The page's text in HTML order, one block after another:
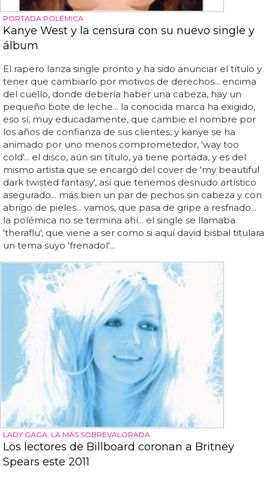
PORTADA POLÉMICA
Kanye West y la censura con su nuevo single y
álbum
El rapero lanza single pronto y ha sido anunciar el título y
tener que cambiarlo por motivos de derechos... encima
del cuello, donde debería haber una cabeza, hay un
pequeño bote de leche... la conocida marca ha exigido,
eso sí, muy educadamente, que cambie el nombre por
los años de confianza de sus clientes, y kanye se ha
animado por uno menos comprometedor, 'way too
cold'... el disco, aún sin título, ya tiene portada, y es del
mismo artista que se encargó del cover de 'my beautiful
dark twisted fantasy', así que tenemos desnudo artístico
asegurado... más bien un par de pechos sin cabeza y con
abrigo de pieles... vamos, que pasa de gripe a resfriado...
la polémica no se termina ahí... el single se llamaba
'theraflu', que viene a ser como si aquí david bisbal titulara
un tema suyo 'frenadol'...
LADY GAGA, LA MÁS SOBREVALORADA
Los lectores de Billboard coronan a Britney
Spears este 2011